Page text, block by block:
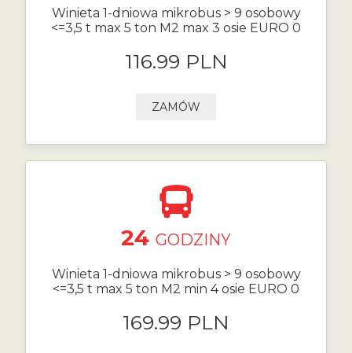
Winieta 1-dniowa mikrobus > 9 osobowy
<=3,5 t max 5 ton M2 max 3 osie EURO 0
116.99 PLN
ZAMÓW
24 GODZINY
Winieta 1-dniowa mikrobus > 9 osobowy
<=3,5 t max 5 ton M2 min 4 osie EURO 0
169.99 PLN